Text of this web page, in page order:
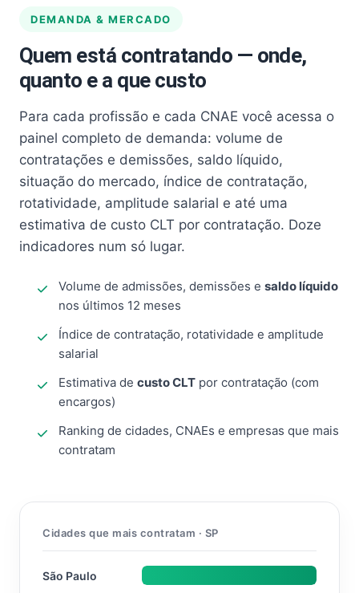
DEMANDA & MERCADO
Quem está contratando — onde,
quanto e a que custo
Para cada profissão e cada CNAE você acessa o
painel completo de demanda: volume de
contratações e demissões, saldo líquido,
situação do mercado, índice de contratação,
rotatividade, amplitude salarial e até uma
estimativa de custo CLT por contratação. Doze
indicadores num só lugar.
Volume de admissões, demissões e saldo líquido
nos últimos 12 meses
Índice de contratação, rotatividade e amplitude
salarial
Estimativa de custo CLT por contratação (com
encargos)
Ranking de cidades, CNAEs e empresas que mais
contratam
Cidades que mais contratam · SP
São Paulo